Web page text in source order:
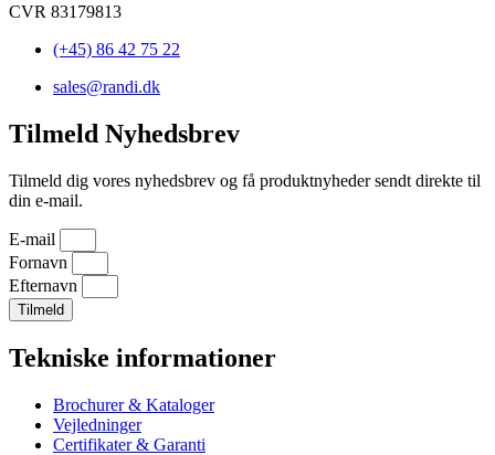
CVR 83179813
(+45) 86 42 75 22
sales@randi.dk
Tilmeld Nyhedsbrev
Tilmeld dig vores nyhedsbrev og få produktnyheder sendt direkte til
din e-mail.
E-mail
Fornavn
Efternavn
Tilmeld
Tekniske informationer
Brochurer & Kataloger
Vejledninger
Certifikater & Garanti